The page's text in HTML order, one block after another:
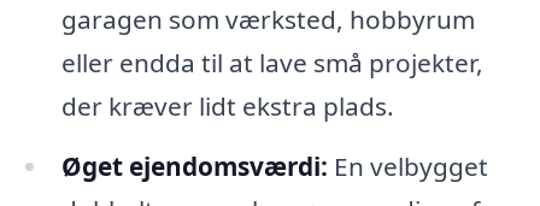
garagen som værksted, hobbyrum
eller endda til at lave små projekter,
der kræver lidt ekstra plads.
Øget ejendomsværdi: En velbygget